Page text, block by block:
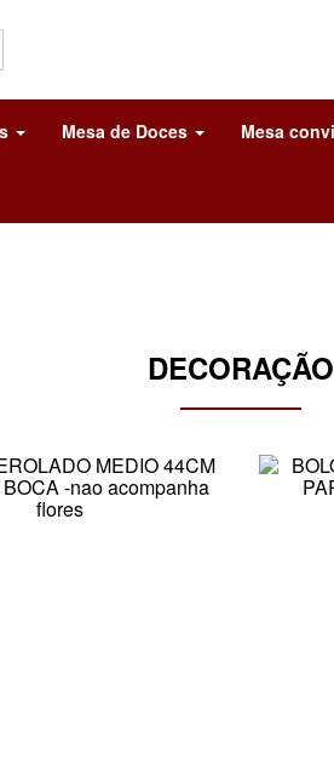
Mesa de Doces Mesa
DECORAÇÃO